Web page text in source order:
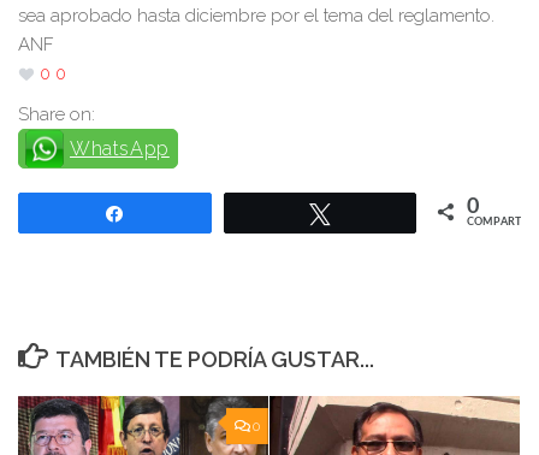
sea aprobado hasta diciembre por el tema del reglamento.
ANF
0 0
Share on:
WhatsApp
0
COMPARTIR
TAMBIÉN TE PODRÍA GUSTAR...
0